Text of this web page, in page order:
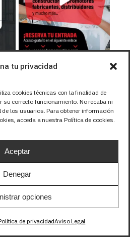
tu privacidad
cookies técnicas con la finalidad de
su correcto funcionamiento. No recaba ni
los usuarios. Para obtener información
acceda a nuestra Política de cookies.
Aceptar
Denegar
opciones
de privacidadAviso Legal